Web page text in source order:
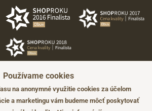
Používame cookies
na anonymné využitie cookies za účelom
a marketingu vám budeme môcť poskytovať